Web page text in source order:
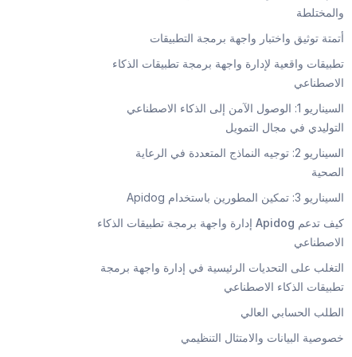
والمختلطة
أتمتة توثيق واختبار واجهة برمجة التطبيقات
تطبيقات واقعية لإدارة واجهة برمجة تطبيقات الذكاء
الاصطناعي
السيناريو 1: الوصول الآمن إلى الذكاء الاصطناعي
التوليدي في مجال التمويل
السيناريو 2: توجيه النماذج المتعددة في الرعاية
الصحية
السيناريو 3: تمكين المطورين باستخدام Apidog
كيف تدعم Apidog إدارة واجهة برمجة تطبيقات الذكاء
الاصطناعي
التغلب على التحديات الرئيسية في إدارة واجهة برمجة
تطبيقات الذكاء الاصطناعي
الطلب الحسابي العالي
خصوصية البيانات والامتثال التنظيمي